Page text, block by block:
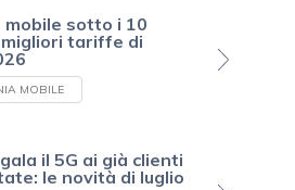
sotto i 10
migliori tariffe di
MOBILE
il 5G ai già clienti
le novità di luglio